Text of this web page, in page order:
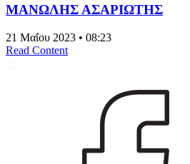
ΜΑΝΩΛΗΣ ΑΣΑΡΙΩΤΗΣ
21 Μαΐου 2023 • 08:23
Read Content